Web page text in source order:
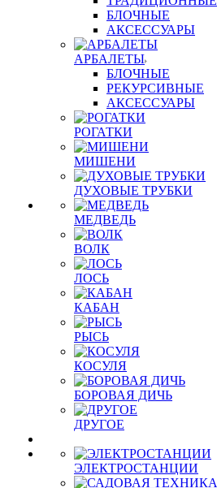
БЛОЧНЫЕ
АКСЕССУАРЫ
АРБАЛЕТЫ
БЛОЧНЫЕ
РЕКУРСИВНЫЕ
АКСЕССУАРЫ
РОГАТКИ
МИШЕНИ
ДУХОВЫЕ ТРУБКИ
МЕДВЕДЬ
ВОЛК
ЛОСЬ
КАБАН
РЫСЬ
КОСУЛЯ
БОРОВАЯ ДИЧЬ
ДРУГОЕ
ЭЛЕКТРОСТАНЦИИ